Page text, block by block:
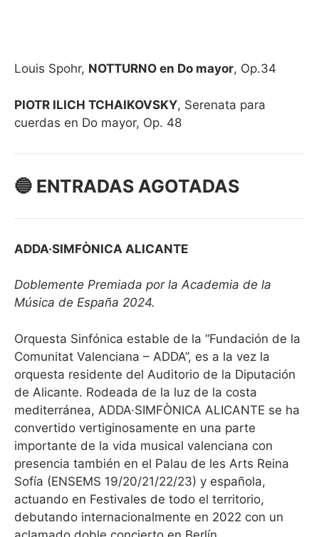
Louis Spohr, NOTTURNO en Do mayor, Op.34
PIOTR ILICH TCHAIKOVSKY, Serenata para
cuerdas en Do mayor, Op. 48
🔵 ENTRADAS AGOTADAS
ADDA·SIMFÒNICA ALICANTE
Doblemente Premiada por la Academia de la
Música de España 2024.
Orquesta Sinfónica estable de la “Fundación de la
Comunitat Valenciana – ADDA”, es a la vez la
orquesta residente del Auditorio de la Diputación
de Alicante. Rodeada de la luz de la costa
mediterránea, ADDA·SIMFÒNICA ALICANTE se ha
convertido vertiginosamente en una parte
importante de la vida musical valenciana con
presencia también en el Palau de les Arts Reina
Sofía (ENSEMS 19/20/21/22/23) y española,
actuando en Festivales de todo el territorio,
debutando internacionalmente en 2022 con un